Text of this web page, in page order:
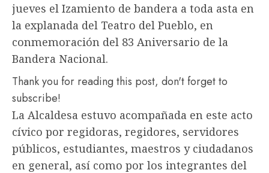
jueves el Izamiento de bandera a toda asta en
la explanada del Teatro del Pueblo, en
conmemoración del 83 Aniversario de la
Bandera Nacional.
Thank you for reading this post, don't forget to
subscribe!
La Alcaldesa estuvo acompañada en este acto
cívico por regidoras, regidores, servidores
públicos, estudiantes, maestros y ciudadanos
en general, así como por los integrantes del